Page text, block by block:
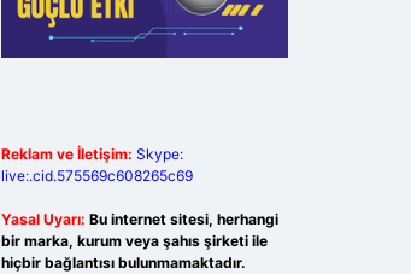
Reklam ve İletişim: Skype:
live:.cid.575569c608265c69
Yasal Uyarı: Bu internet sitesi, herhangi
bir marka, kurum veya şahıs şirketi ile
hiçbir bağlantısı bulunmamaktadır.